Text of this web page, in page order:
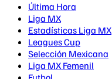
Última Hora
Liga MX
Estadísticas Liga MX
Leagues Cup
Selección Mexicana
Liga MX Femenil